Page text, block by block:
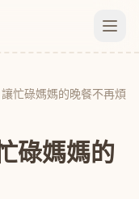
忙碌媽媽的晚餐不再煩
碌媽媽的